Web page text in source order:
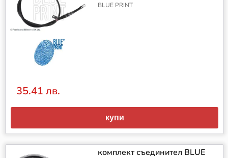
BLUE PRINT
35.41 лв.
купи
комплект съединител BLUE